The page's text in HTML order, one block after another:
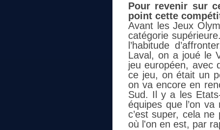
Pour revenir sur
point cette
Avant les Jeux
catégorie
l’habitude
Laval, on a joué le
jeu européen, avec
ce jeu, on était un
on va encore en
Sud. Il y a les
équipes que l’on
c’est super, cela
où l'on en est, par